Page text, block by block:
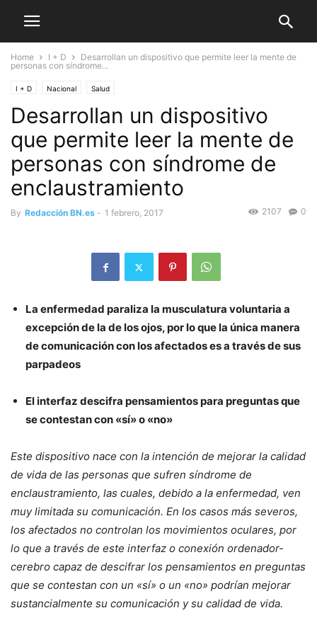
Home I + D
Desarrollan un dispositivo que permite leer la mente de
personas con síndrome...
I + D Nacional Salud
Desarrollan un dispositivo
que permite leer la mente de
personas con síndrome de
enclaustramiento
By Redacción BN.es - 1 febrero, 2017 0
2107
La enfermedad paraliza la musculatura voluntaria a
excepción de la de los ojos, por lo que la única manera
de comunicación con los afectados es a través de sus
parpadeos
El interfaz descifra pensamientos para preguntas que
se contestan con «sí» o «no»
Este dispositivo nace con la intención de mejorar la calidad
de vida de las personas que sufren síndrome de
enclaustramiento, las cuales, debido a la enfermedad, ven
muy limitada su comunicación. En los casos más severos,
los afectados no controlan los movimientos oculares, por
lo que a través de este interfaz o conexión ordenador-
cerebro capaz de descifrar los pensamientos en preguntas
que se contestan con un «sí» o un «no» podrían mejorar
sustancialmente su comunicación y su calidad de vida.